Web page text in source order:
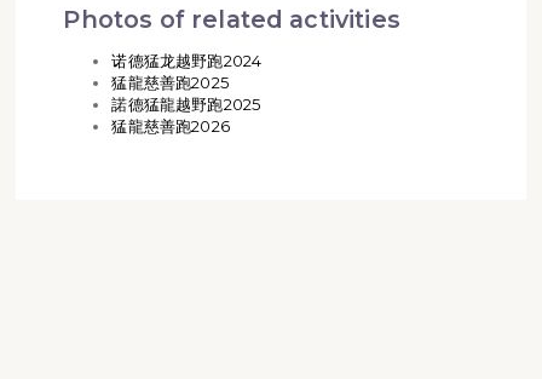
Photos of related activities
诺德猛龙越野跑2024
猛龍慈善跑2025
諾德猛龍越野跑2025
猛龍慈善跑2026